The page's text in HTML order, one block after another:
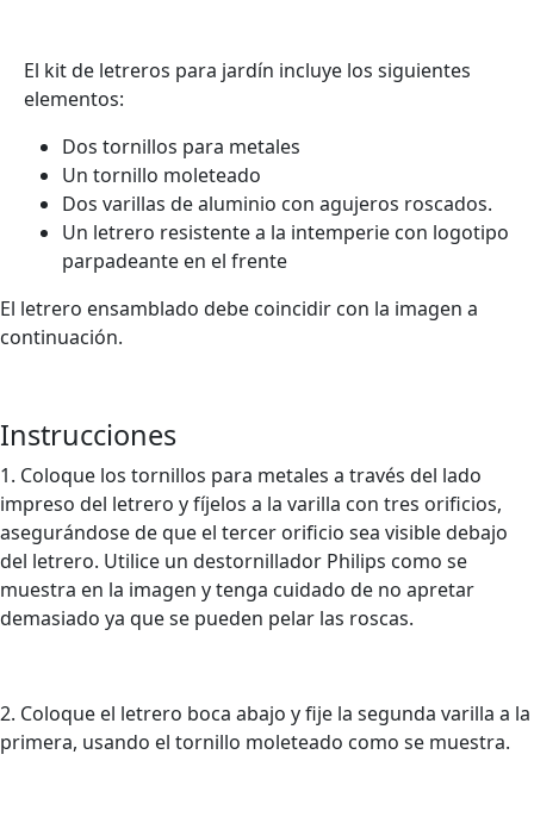
El kit de letreros para jardín incluye los siguientes
elementos:
Dos tornillos para metales
Un tornillo moleteado
Dos varillas de aluminio con agujeros roscados.
Un letrero resistente a la intemperie con logotipo
parpadeante en el frente
El letrero ensamblado debe coincidir con la imagen a
continuación.
Instrucciones
1. Coloque los tornillos para metales a través del lado
impreso del letrero y fíjelos a la varilla con tres orificios,
asegurándose de que el tercer orificio sea visible debajo
del letrero. Utilice un destornillador Philips como se
muestra en la imagen y tenga cuidado de no apretar
demasiado ya que se pueden pelar las roscas.
2. Coloque el letrero boca abajo y fije la segunda varilla a la
primera, usando el tornillo moleteado como se muestra.